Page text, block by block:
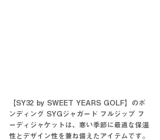
【SY32 by SWEET YEARS GOLF】のボ
ンディング SYGジャガード フルジップ フ
ーディジャケットは、寒い季節に最適な保温
性とデザイン性を兼ね備えたアイテムです。